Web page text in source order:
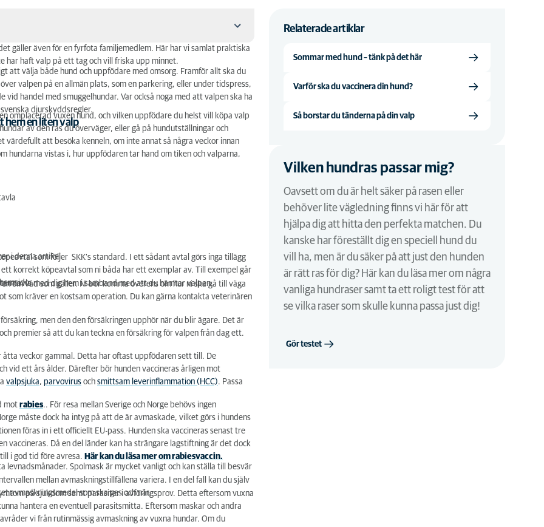
gäller även för en fyrfota familjemedlem. Här har vi samlat praktiska
har haft valp på ett tag och vill friska upp minnet.
att välja både hund och uppfödare med omsorg. Framför allt ska du
valpen på en allmän plats, som en parkering, eller under tidspress,
handel med smuggelhundar. Var också noga med att valpen ska ha
djurskyddsregler.
hem en liten valp
omplacerad vuxen hund, och vilken uppfödare du helst vill köpa valp
av den ras du överväger, eller gå på hundutställningar och
att besöka kenneln, om inte annat så några veckor innan
hundarna vistas i, hur uppfödaren tar hand om tiken och valparna,
i denna artikel.
som följer SKK’s standard. I ett sådant avtal görs inga tillägg
korrekt köpeavtal som ni båda har ett exemplar av. Till exempel går
med dig hem i samband med att du hämtar valpen.
om vad som gäller. Ni bör komma överens om hur ni ska gå till väga
som kräver en kostsam operation. Du kan gärna kontakta veterinären
men den den försäkringen upphör när du blir ägare. Det är
premier så att du kan teckna en försäkring för valpen från dag ett.
veckor gammal. Detta har oftast uppfödaren sett till. De
vid ett års ålder. Därefter bör hunden vaccineras årligen mot
valpsjuka, parvovirus och smittsam leverinflammation (HCC). Passa
mot rabies.. För resa mellan Sverige och Norge behövs ingen
måste dock ha intyg på att de är avmaskade, vilket görs i hundens
föras in i ett officiellt EU-pass. Hunden ska vaccineras senast tre
vaccineras. Då en del länder kan ha strängare lagstiftning är det dock
i god tid före avresa. Här kan du läsa mer om rabiesvaccin.
levnadsmånader. Spolmask är mycket vanligt och kan ställa till besvär
mellan avmaskningstillfällena variera. I en del fall kan du själv
avmaskningsmedel som ska ges och när.
på sjukdom samt parasiter i avföringsprov. Detta eftersom vuxna
hantera en eventuell parasitsmitta. Eftersom maskar och andra
vi från rutinmässig avmaskning av vuxna hundar. Om du
Relaterade artiklar
Sommar med hund – tänk på det här
Varför ska du vaccinera din hund?
Så borstar du tänderna på din valp
Vilken hundras passar mig?
Oavsett om du är helt säker på rasen eller
behöver lite vägledning finns vi här för att
hjälpa dig att hitta den perfekta matchen. Du
kanske har föreställt dig en speciell hund du
vill ha, men är du säker på att just den hunden
är rätt ras för dig? Här kan du läsa mer om några
vanliga hundraser samt ta ett roligt test för att
se vilka raser som skulle kunna passa just dig!
Gör testet